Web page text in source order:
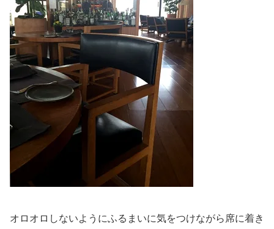
オロオロしないようにふるまいに気をつけながら席に着き